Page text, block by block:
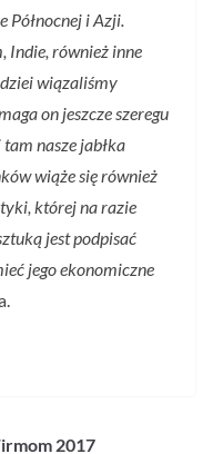
i Azji.
Indie, również inne
wiązaliśmy
on jeszcze szeregu
nasze jabłka
wiąże się również
której na razie
jest podpisać
jego ekonomiczne
2017